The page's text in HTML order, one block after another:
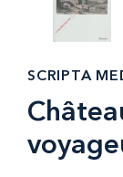
SCRIPTA